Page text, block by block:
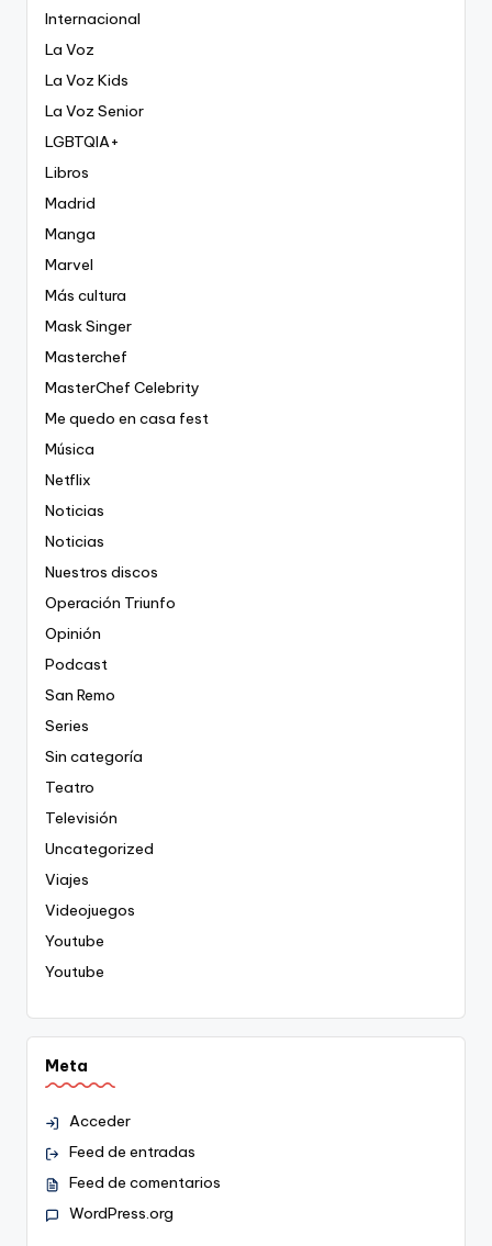
Internacional
La Voz
La Voz Kids
La Voz Senior
LGBTQIA+
Libros
Madrid
Manga
Marvel
Más cultura
Mask Singer
Masterchef
MasterChef Celebrity
Me quedo en casa fest
Música
Netflix
Noticias
Noticias
Nuestros discos
Operación Triunfo
Opinión
Podcast
San Remo
Series
Sin categoría
Teatro
Televisión
Uncategorized
Viajes
Videojuegos
Youtube
Youtube
Meta
Acceder
Feed de entradas
Feed de comentarios
WordPress.org